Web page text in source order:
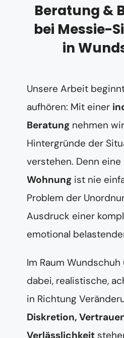
Beratung &
bei Messie-
in
Unsere Arbeit
aufhören: Mit einer
Beratung nehmen
Hintergründe der
verstehen. Denn eine
Wohnung ist nie
Problem der
Ausdruck einer
emotional
Im Raum
dabei, realistische,
in Richtung
Diskretion,
Verlässlichkeit